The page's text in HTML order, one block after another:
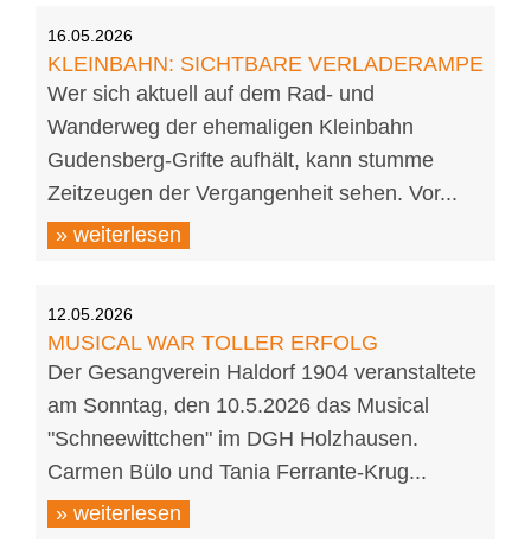
16.05.2026
KLEINBAHN: SICHTBARE VERLADERAMPE
Wer sich aktuell auf dem Rad- und
Wanderweg der ehemaligen Kleinbahn
Gudensberg-Grifte aufhält, kann stumme
Zeitzeugen der Vergangenheit sehen. Vor...
» weiterlesen
12.05.2026
MUSICAL WAR TOLLER ERFOLG
Der Gesangverein Haldorf 1904 veranstaltete
am Sonntag, den 10.5.2026 das Musical
"Schneewittchen" im DGH Holzhausen.
Carmen Bülo und Tania Ferrante-Krug...
» weiterlesen